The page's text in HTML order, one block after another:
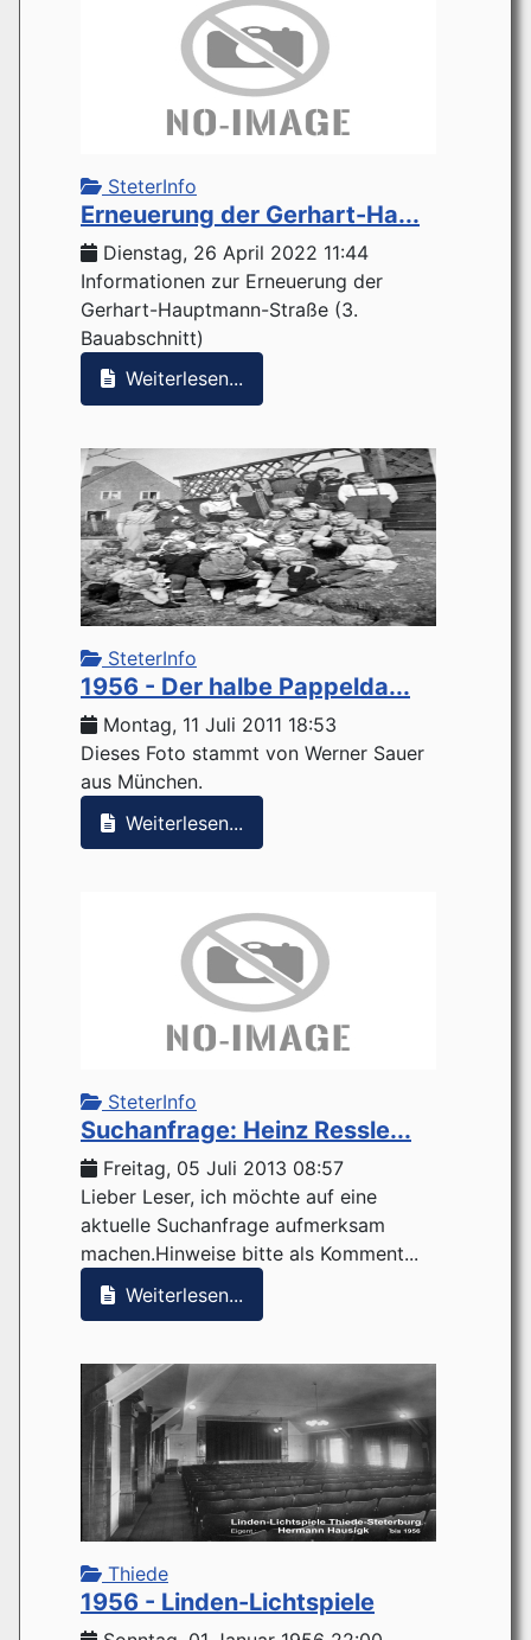
SteterInfo
Erneuerung der Gerhart-Ha...
Dienstag, 26 April 2022 11:44
Informationen zur Erneuerung der
Gerhart-Hauptmann-Straße (3.
Bauabschnitt)
Weiterlesen...
SteterInfo
1956 - Der halbe Pappelda...
Montag, 11 Juli 2011 18:53
Dieses Foto stammt von Werner Sauer
aus München.
Weiterlesen...
SteterInfo
Suchanfrage: Heinz Ressle...
Freitag, 05 Juli 2013 08:57
Lieber Leser, ich möchte auf eine
aktuelle Suchanfrage aufmerksam
machen.Hinweise bitte als Komment...
Weiterlesen...
Thiede
1956 - Linden-Lichtspiele